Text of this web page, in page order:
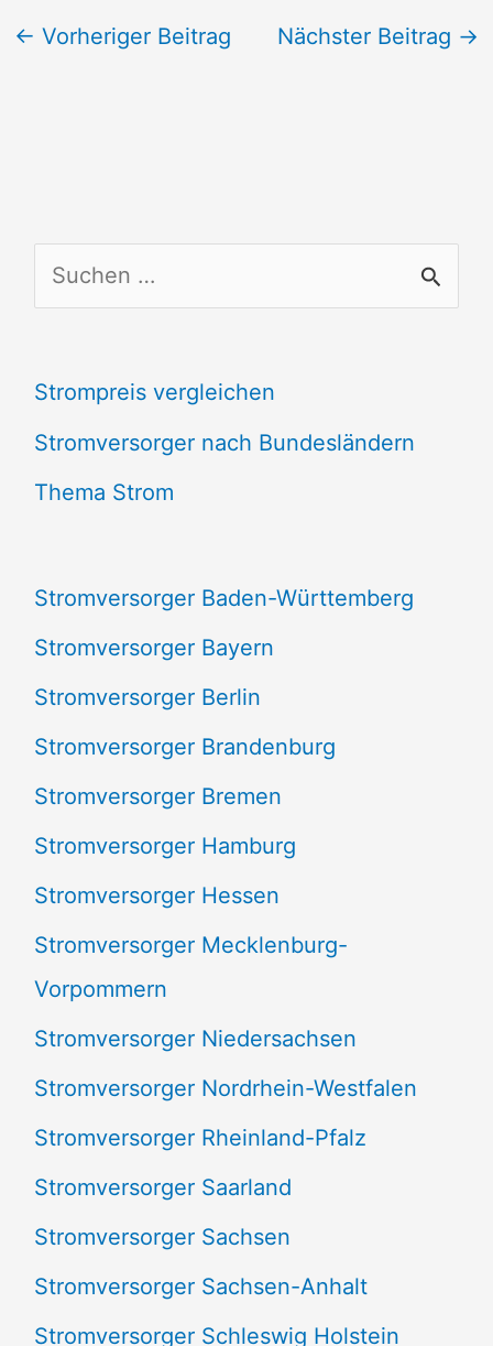
← Vorheriger Beitrag Nächster Beitrag →
u
h
e
n
h
:
Strompreis vergleichen
Stromversorger nach Bundesländern
Thema Strom
Stromversorger Baden-Württemberg
Stromversorger Bayern
Stromversorger Berlin
Stromversorger Brandenburg
Stromversorger Bremen
Stromversorger Hamburg
Stromversorger Hessen
Stromversorger Mecklenburg-
Vorpommern
Stromversorger Niedersachsen
Stromversorger Nordrhein-Westfalen
Stromversorger Rheinland-Pfalz
Stromversorger Saarland
Stromversorger Sachsen
Stromversorger Sachsen-Anhalt
Stromversorger Schleswig Holstein